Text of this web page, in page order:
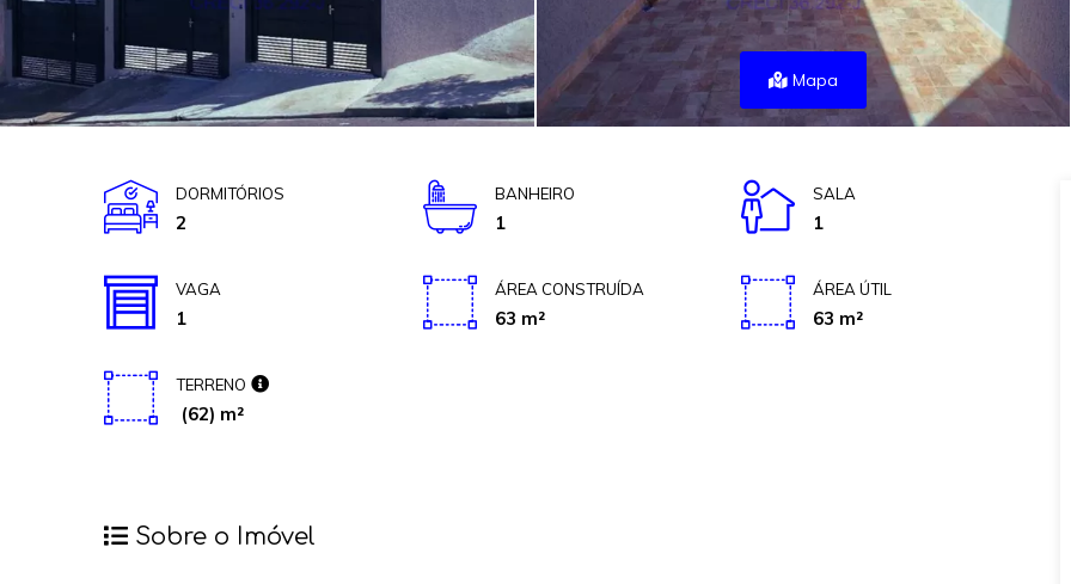
Mapa
DORMITÓRIOS
2
BANHEIRO
1
SALA
1
VAGA
1
ÁREA CONSTRUÍDA
63 m²
ÁREA ÚTIL
63 m²
TERRENO
(62) m²
Sobre o Imóvel